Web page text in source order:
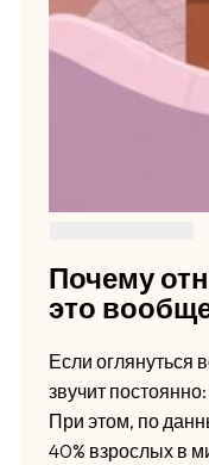
Почему
это
Если оглянуться
звучит
При этом, по
40% взрослых в